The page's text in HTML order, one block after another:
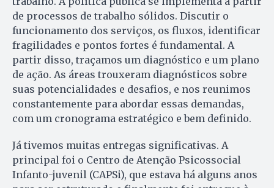
de processos de trabalho sólidos. Discutir o
funcionamento dos serviços, os fluxos, identificar
fragilidades e pontos fortes é fundamental. A
partir disso, traçamos um diagnóstico e um plano
de ação. As áreas trouxeram diagnósticos sobre
suas potencialidades e desafios, e nos reunimos
constantemente para abordar essas demandas,
com um cronograma estratégico e bem definido.
Já tivemos muitas entregas significativas. A
principal foi o Centro de Atenção Psicossocial
Infanto-juvenil (CAPSi), que estava há alguns anos